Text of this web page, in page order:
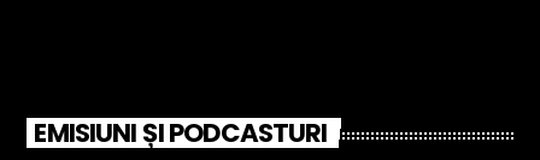
EMISIUNI ȘI PODCASTURI